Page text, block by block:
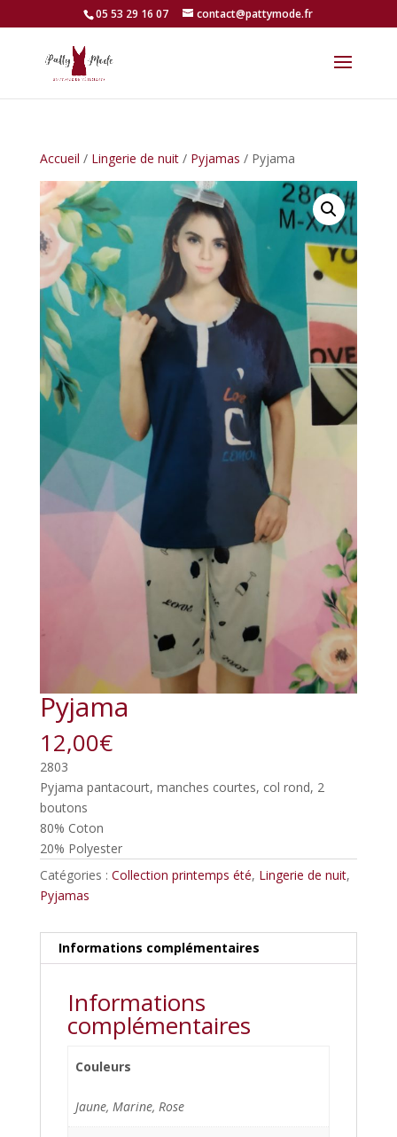
05 53 29 16 07 contact@pattymode.fr
Accueil / Lingerie de nuit/ Pyjamas / Pyjama
Pyjama
12,00€
2803
Pyjama pantacourt, manches courtes, col rond, 2
boutons
80% Coton
20% Polyester
Catégories : Collection printemps été, Lingerie de nuit,
Pyjamas
Informations complémentaires
Informations
complémentaires
Couleurs
Jaune, Marine, Rose